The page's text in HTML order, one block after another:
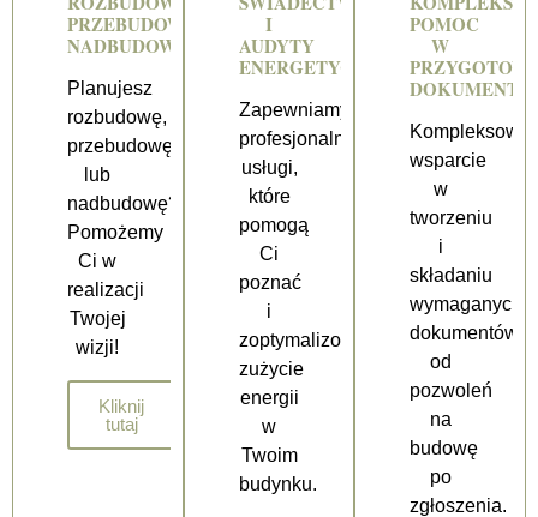
PRZEBUDOWY
NADBUDOWY
Planujesz
rozbudowę,
przebudowę
lub
nadbudowę?
Pomożemy
Ci w
realizacji
Twojej
wizji!
Kliknij
tutaj
I
AUDYTY
ENERGETYCZNE
Zapewniamy
profesjonalne
usługi,
które
pomogą
Ci
poznać
i
zoptymalizować
zużycie
energii
w
Twoim
budynku.
POMOC
W
Kompleksowe
wsparcie
w
tworzeniu
i
składaniu
wymaganych
dokumentów,
od
pozwoleń
na
budowę
po
zgłoszenia.